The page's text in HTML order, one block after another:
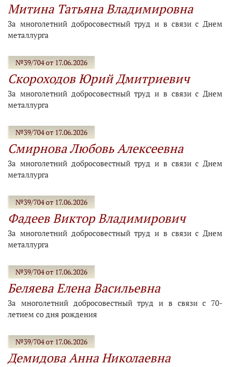
Митина Татьяна Владимировна
За многолетний добросовестный труд и в связи с Днем
металлурга
№39/704 от 17.06.2026
Скороходов Юрий Дмитриевич
За многолетний добросовестный труд и в связи с Днем
металлурга
№39/704 от 17.06.2026
Смирнова Любовь Алексеевна
За многолетний добросовестный труд и в связи с Днем
металлурга
№39/704 от 17.06.2026
Фадеев Виктор Владимирович
За многолетний добросовестный труд и в связи с Днем
металлурга
№39/704 от 17.06.2026
Беляева Елена Васильевна
За многолетний добросовестный труд и в связи с 70-
летием со дня рождения
№39/704 от 17.06.2026
Демидова Анна Николаевна